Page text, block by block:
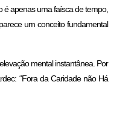
é apenas uma faísca de tempo,
um conceito fundamental
mental instantânea. Por
“Fora da Caridade não Há